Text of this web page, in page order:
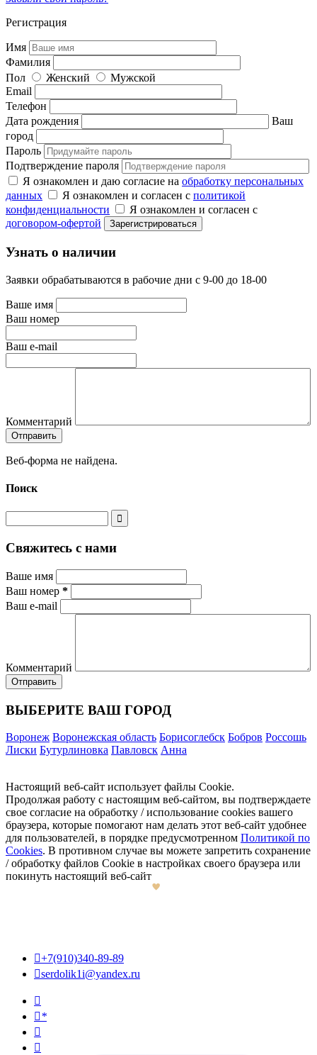
Регистрация
Имя
Фамилия
Пол
Женский
Мужской
Email
Телефон
Дата рождения
Ваш
город
Пароль
Подтверждение пароля
Я ознакомлен и даю согласие на обработку персональных
данных
Я ознакомлен и согласен с политикой
конфиденциальности
Я ознакомлен и согласен с
договором-офертой
Узнать о наличии
Заявки обрабатываются в рабочие дни с 9-00 до 18-00
Ваше имя
Ваш номер
Ваш e-mail
Комментарий
Веб-форма не найдена.
Поиск
Свяжитесь с нами
Ваше имя
Ваш номер *
Ваш e-mail
Комментарий
ВЫБЕРИТЕ ВАШ ГОРОД
Воронеж Воронежская область Борисоглебск Бобров Россошь
Лиски Бутурлиновка Павловск Анна
Настоящий веб-сайт использует файлы Cookie.
Продолжая работу с настоящим веб-сайтом, вы подтверждаете
свое согласие на обработку / использование cookies вашего
браузера, которые помогают нам делать этот веб-сайт удобнее
для пользователей, в порядке предусмотренном Политикой по
Cookies. В противном случае вы можете запретить сохранение
/ обработку файлов Cookie в настройках своего браузера или
покинуть настоящий веб-сайт
+7(910)340-89-89
serdolik1i@yandex.ru

*

